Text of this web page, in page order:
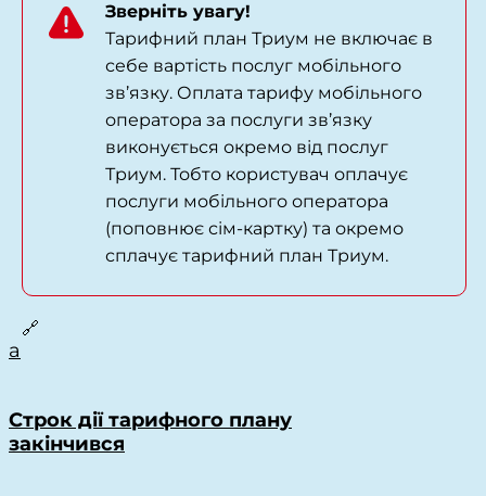
Зверніть увагу!
Тарифний план Триум не включає в
себе вартість послуг мобільного
зв’язку. Оплата тарифу мобільного
оператора за послуги зв’язку
виконується окремо від послуг
Триум. Тобто користувач оплачує
послуги мобільного оператора
(поповнює сім-картку) та окремо
сплачує тарифний план Триум.
🔗
a
Строк дії тарифного плану
закінчився